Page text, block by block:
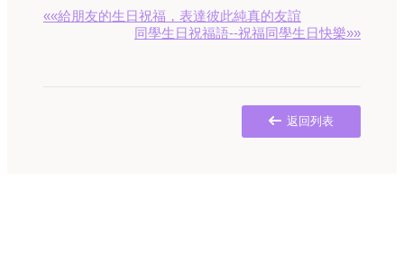
««給朋友的生日祝福，表達彼此純真的友誼
同學生日祝福語--祝福同學生日快樂»»
返回列表